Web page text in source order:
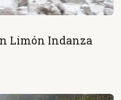
Limón Indanza